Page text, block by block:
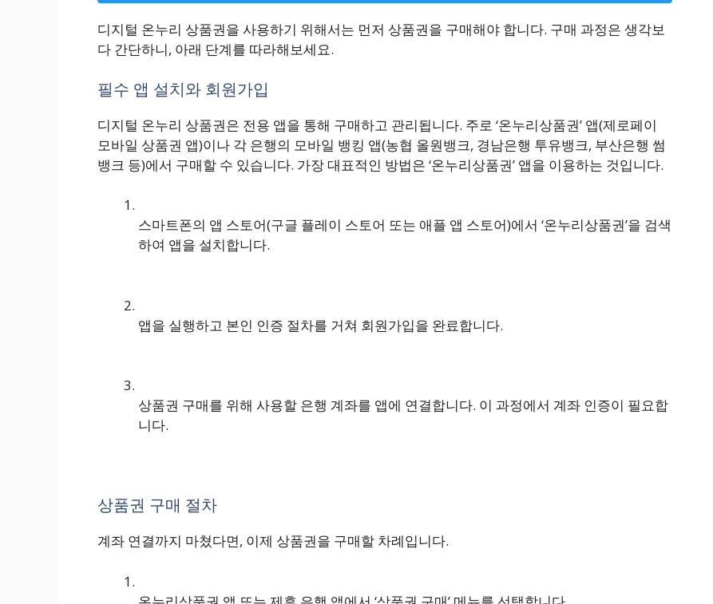
디지털 온누리 상품권을 사용하기 위해서는 먼저 상품권을 구매해야 합니다. 구매 과정은 생각보
다 간단하니, 아래 단계를 따라해보세요.
필수 앱 설치와 회원가입
디지털 온누리 상품권은 전용 앱을 통해 구매하고 관리됩니다. 주로 ‘온누리상품권’ 앱(제로페이
모바일 상품권 앱)이나 각 은행의 모바일 뱅킹 앱(농협 올원뱅크, 경남은행 투유뱅크, 부산은행 썸
뱅크 등)에서 구매할 수 있습니다. 가장 대표적인 방법은 ‘온누리상품권’ 앱을 이용하는 것입니다.
스마트폰의 앱 스토어(구글 플레이 스토어 또는 애플 앱 스토어)에서 ‘온누리상품권’을 검색
하여 앱을 설치합니다.
앱을 실행하고 본인 인증 절차를 거쳐 회원가입을 완료합니다.
상품권 구매를 위해 사용할 은행 계좌를 앱에 연결합니다. 이 과정에서 계좌 인증이 필요합
니다.
상품권 구매 절차
계좌 연결까지 마쳤다면, 이제 상품권을 구매할 차례입니다.